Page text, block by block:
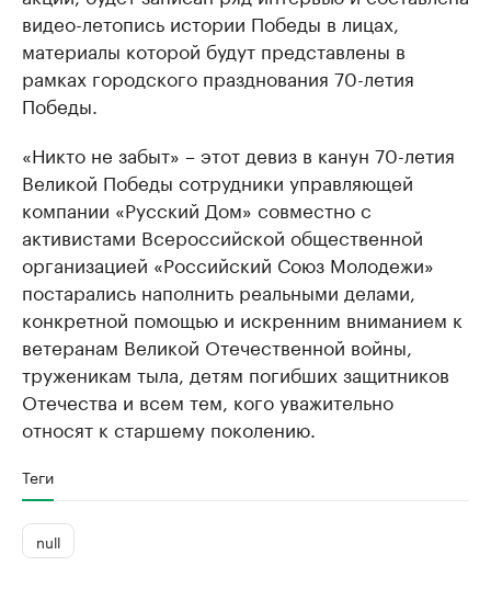
видео-летопись истории Победы в лицах,
материалы которой будут представлены в
рамках городского празднования 70-летия
Победы.
«Никто не забыт» – этот девиз в канун 70-летия
Великой Победы сотрудники управляющей
компании «Русский Дом» совместно с
активистами Всероссийской общественной
организацией «Российский Союз Молодежи»
постарались наполнить реальными делами,
конкретной помощью и искренним вниманием к
ветеранам Великой Отечественной войны,
труженикам тыла, детям погибших защитников
Отечества и всем тем, кого уважительно
относят к старшему поколению.
Теги
null